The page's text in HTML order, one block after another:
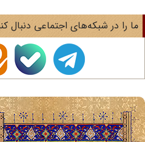
را در شبکه‌های اجتماعی دنبال کنید